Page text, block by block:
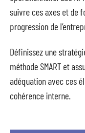
suivre ces axes et de
progression de
Définissez une
méthode SMART et
adéquation avec ces
cohérence interne.